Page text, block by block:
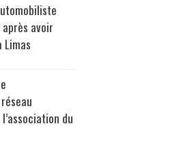
avoir
du